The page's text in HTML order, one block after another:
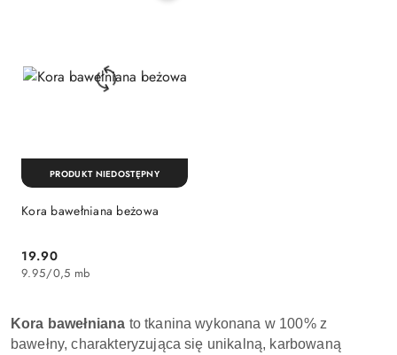
Kora bawełniana beżowa
Cena:
19.90
9.95/0,5 mb
PRODUKT NIEDOSTĘPNY
Kora bawełniana to tkanina wykonana w 100% z
bawełny, charakteryzująca się unikalną, karbowaną